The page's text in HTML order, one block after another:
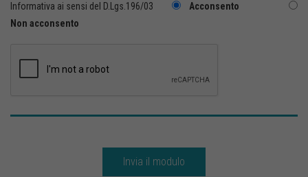
Informativa ai sensi del D.Lgs.196/03
Acconsento
Non acconsento
Invia il modulo